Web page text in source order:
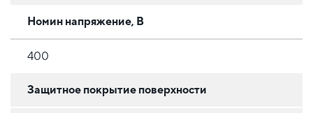
Номин напряжение, В
400
Защитное покрытие поверхности